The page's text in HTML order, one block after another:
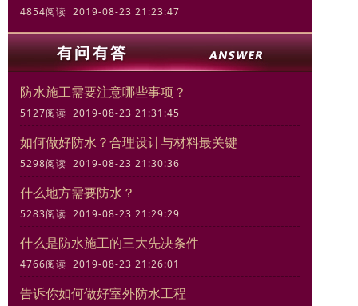
4854阅读 2019-08-23 21:23:47
防水施工需要注意哪些事项？
5127阅读 2019-08-23 21:31:45
如何做好防水？合理设计与材料最关键
5298阅读 2019-08-23 21:30:36
什么地方需要防水？
5283阅读 2019-08-23 21:29:29
什么是防水施工的三大先决条件
4766阅读 2019-08-23 21:26:01
告诉你如何做好室外防水工程